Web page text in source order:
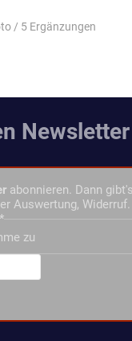
/ 5 Ergänzungen
Newsletter
abonnieren. Dann
Auswertung, Widerruf.
*
zu